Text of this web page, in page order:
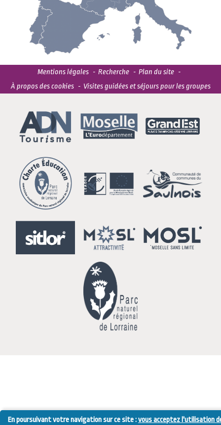
Mentions légales Recherche
Plan du site
À propos des cookies
Visites guidées et séjours pour les groupes
En poursuivant votre navigation sur ce site :vous acceptez l'utilisation